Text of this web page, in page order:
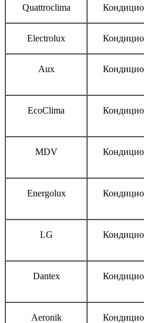
Quattroclima
Electrolux
Aux
EcoClima
MDV
Energolux
LG
Dantex
Aeronik